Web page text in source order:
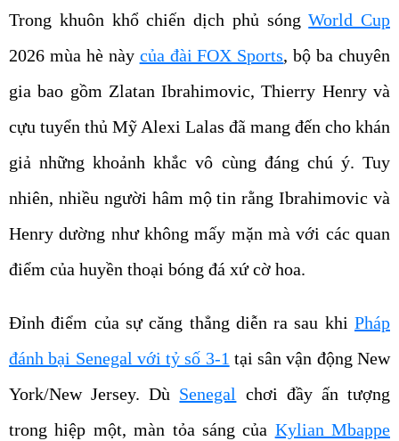
Trong khuôn khổ chiến dịch phủ sóngWorld Cup
2026 mùa hè này của đài FOX Sports, bộ ba chuyên
gia bao gồm Zlatan Ibrahimovic, Thierry Henry và
cựu tuyển thủ Mỹ Alexi Lalas đã mang đến cho khán
giả những khoảnh khắc vô cùng đáng chú ý. Tuy
nhiên, nhiều người hâm mộ tin rằng Ibrahimovic và
Henry dường như không mấy mặn mà với các quan
điểm của huyền thoại bóng đá xứ cờ hoa.
Đỉnh điểm của sự căng thẳng diễn ra sau khi Pháp
đánh bại Senegal với tỷ số 3-1 tại sân vận động New
York/New Jersey. Dù Senegal chơi đầy ấn tượng
trong hiệp một, màn tỏa sáng của Kylian Mbappe